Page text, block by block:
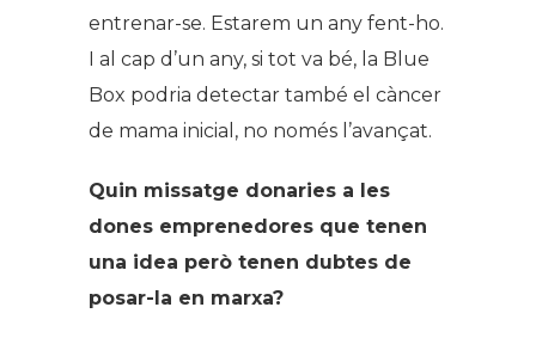
entrenar-se. Estarem un any fent-ho.
I al cap d’un any, si tot va bé, la Blue
Box podria detectar també el càncer
de mama inicial, no només l’avançat.
Quin missatge donaries a les
dones emprenedores que tenen
una idea però tenen dubtes de
posar-la en marxa?